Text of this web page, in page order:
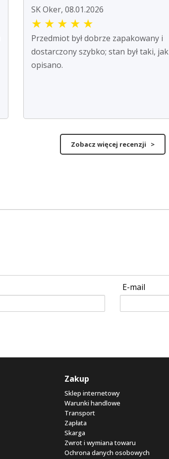
SK Oker, 08.01.2026
★ ★ ★ ★ ★
Przedmiot był dobrze zapakowany i
dostarczony szybko; stan był taki, jak
opisano.
Zobacz więcej recenzji >
E-mail
Zakup
Sklep internetowy
Warunki handlowe
Transport
Zapłata
Skarga
Zwrot i wymiana towaru
Ochrona danych osobowych